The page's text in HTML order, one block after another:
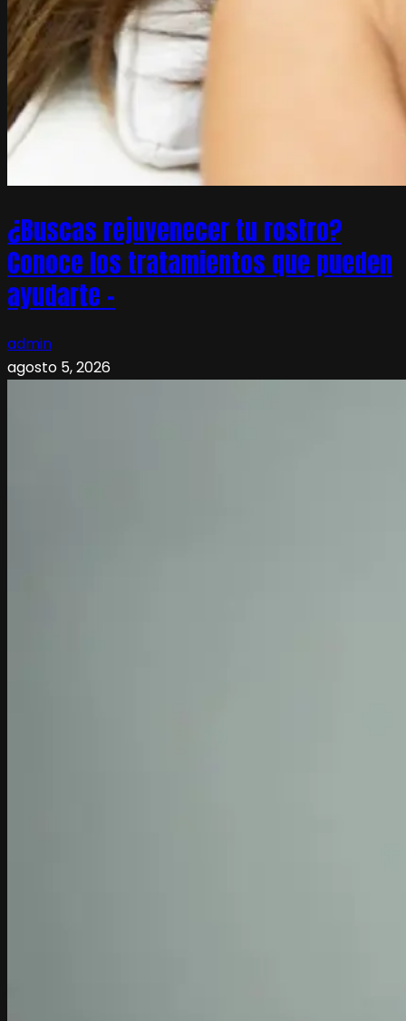
¿Buscas rejuvenecer tu rostro?
Conoce los tratamientos que pueden
ayudarte –
admin
agosto 5, 2026